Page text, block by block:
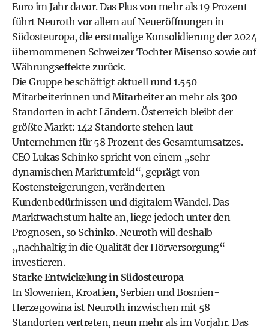
Euro im Jahr davor. Das Plus von mehr als 19 Prozent
führt Neuroth vor allem auf Neueröffnungen in
Südosteuropa, die erstmalige Konsolidierung der 2024
übernommenen Schweizer Tochter Misenso sowie auf
Währungseffekte zurück.
Die Gruppe beschäftigt aktuell rund 1.550
Mitarbeiterinnen und Mitarbeiter an mehr als 300
Standorten in acht Ländern. Österreich bleibt der
größte Markt: 142 Standorte stehen laut
Unternehmen für 58 Prozent des Gesamtumsatzes.
CEO Lukas Schinko spricht von einem „sehr
dynamischen Marktumfeld“, geprägt von
Kostensteigerungen, veränderten
Kundenbedürfnissen und digitalem Wandel. Das
Marktwachstum halte an, liege jedoch unter den
Prognosen, so Schinko. Neuroth will deshalb
„nachhaltig in die Qualität der Hörversorgung“
investieren.
Starke Entwickelung in Südosteuropa
In Slowenien, Kroatien, Serbien und Bosnien-
Herzegowina ist Neuroth inzwischen mit 58
Standorten vertreten, neun mehr als im Vorjahr. Das